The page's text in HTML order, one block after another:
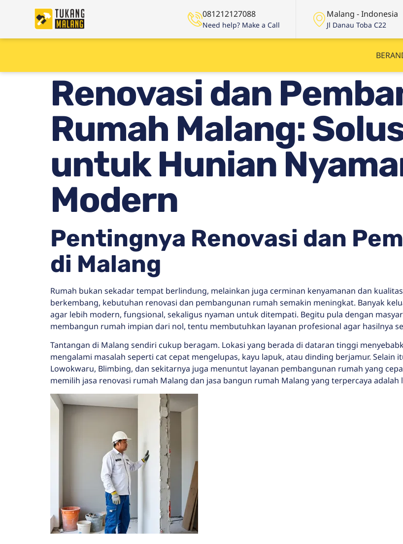
081212127088
Need help? Make a Call
Malang - Indonesia
Jl Danau Toba C22
Renovasi dan
Rumah Malang:
untuk Hunian
Modern
Pentingnya Renovasi dan
di Malang
Rumah bukan sekadar tempat berlindung, melainkan juga cerminan kenyamanan dan
berkembang, kebutuhan renovasi dan pembangunan rumah semakin meningkat. Banyak
agar lebih modern, fungsional, sekaligus nyaman untuk ditempati. Begitu pula dengan
membangun rumah impian dari nol, tentu membutuhkan layanan profesional agar hasilnya
Tantangan di Malang sendiri cukup beragam. Lokasi yang berada di dataran tinggi
mengalami masalah seperti cat cepat mengelupas, kayu lapuk, atau dinding berjamur.
Lowokwaru, Blimbing, dan sekitarnya juga menuntut layanan pembangunan rumah yang
memilih jasa renovasi rumah Malang dan jasa bangun rumah Malang yang terpercaya